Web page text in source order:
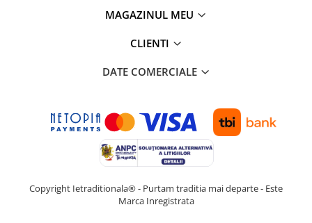
MAGAZINUL MEU
CLIENTI
DATE COMERCIALE
Copyright Ietraditionala® - Purtam traditia mai departe - Este
Marca Inregistrata